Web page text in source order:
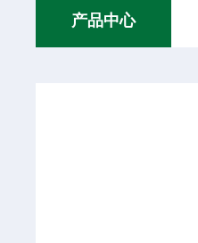
产品中心